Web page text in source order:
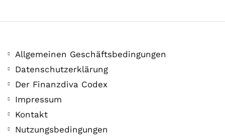
Allgemeinen Geschäftsbedingungen
Datenschutzerklärung
Der Finanzdiva Codex
Impressum
Kontakt
Nutzungsbedingungen